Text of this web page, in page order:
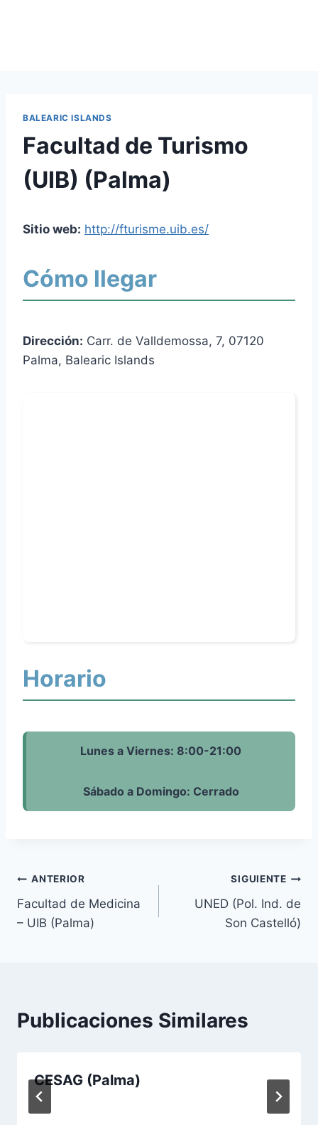
BALEARIC ISLANDS
Facultad de Turismo
(UIB) (Palma)
Sitio web: http://fturisme.uib.es/
Cómo llegar
Dirección: Carr. de Valldemossa, 7, 07120
Palma, Balearic Islands
Horario
Lunes a Viernes: 8:00-21:00
Sábado a Domingo: Cerrado
Navegación
de
ANTERIOR
Facultad de Medicina
– UIB (Palma)
SIGUIENTE
UNED (Pol. Ind. de
Son Castelló)
Publicaciones Similares
CESAG (Palma)